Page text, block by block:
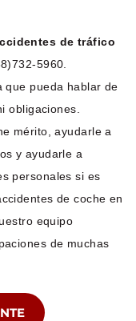
de tráfico
5960.
que pueda hablar de
obligaciones.
mérito, ayudarle a
y ayudarle a
personales si es
de coche en
equipo
de muchas